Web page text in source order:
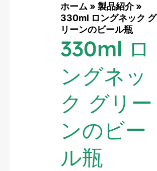
ホーム » 製品紹介»
330ml ロングネック グ
リーンのビール瓶
330ml ロ
ングネッ
ク グリー
ンのビー
ル瓶